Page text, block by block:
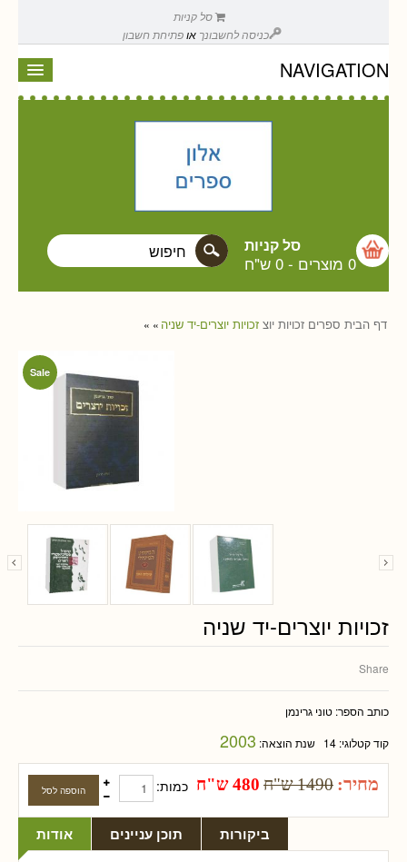
סל קניות
כניסה לחשבונך אופתיחת חשבון
NAVIGATION
סל קניות
0 מוצרים - 0 ש"ח
דף הבית » ספרים זכויות יוצ » זכויות יוצרים-יד שניה
Sale
זכויות יוצרים-יד שניה
Share
כותב הספר: טוני גרינמן
קוד קטלוגי: 14 שנת הוצאה: 2003
מחיר: 1490 ש"ח 480 ש"ח כמות:
אודות תוכן עניינים ביקורות